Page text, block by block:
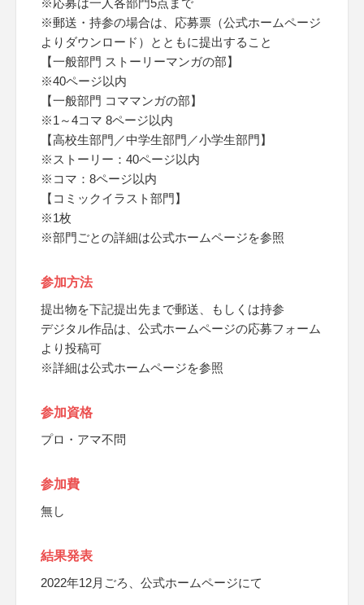
※応募は一人各部門5点まで
※郵送・持参の場合は、応募票（公式ホームページ
よりダウンロード）とともに提出すること
【一般部門 ストーリーマンガの部】
※40ページ以内
【一般部門 コママンガの部】
※1～4コマ 8ページ以内
【高校生部門／中学生部門／小学生部門】
※ストーリー：40ページ以内
※コマ：8ページ以内
【コミックイラスト部門】
※1枚
※部門ごとの詳細は公式ホームページを参照
参加方法
提出物を下記提出先まで郵送、もしくは持参
デジタル作品は、公式ホームページの応募フォーム
より投稿可
※詳細は公式ホームページを参照
参加資格
プロ・アマ不問
参加費
無し
結果発表
2022年12月ごろ、公式ホームページにて